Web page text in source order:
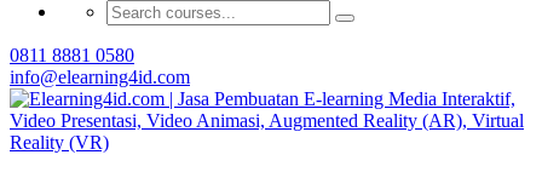
0811 8881 0580
info@elearning4id.com